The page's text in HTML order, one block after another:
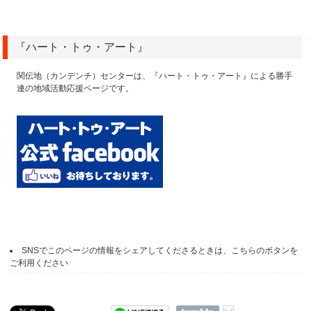
『ハート・トゥ・アート』
関伝地（カンデンチ）センターは、『ハート・トゥ・アート』による勝手
連の地域活動応援ページです。
SNSでこのページの情報をシェアしてくださるときは、こちらのボタンを
ご利用ください